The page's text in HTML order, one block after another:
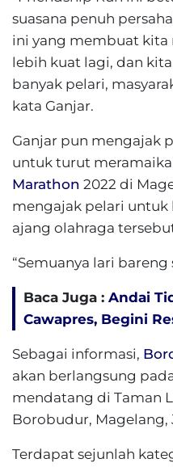
suasana penuh
ini yang membuat kita
lebih kuat lagi, dan
banyak pelari,
kata Ganjar.
Ganjar pun mengajak
untuk turut
Marathon 2022 di
mengajak pelari untuk
ajang olahraga
“Semuanya lari bareng
Baca Juga : Andai
Cawapres, Begini
Sebagai informasi,
akan berlangsung
mendatang di Taman
Borobudur, Magelang,
Terdapat sejunlah